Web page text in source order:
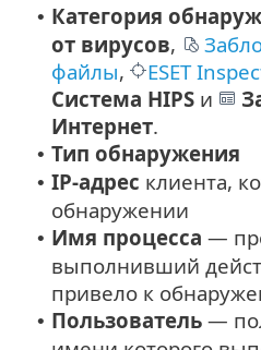
• Категория
от вирусов,
файлы, ESET
Система HIPS и
Интернет.
• Тип обнаружения
• IP-адрес клиента,
обнаружении
• Имя процесса —
выполнивший
привело к
• Пользователь —